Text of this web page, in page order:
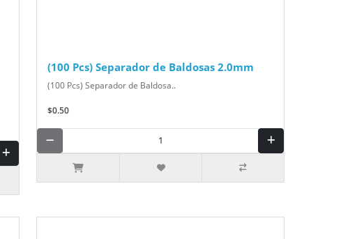
(100 Pcs) Separador de Baldosas 2.0mm
(100 Pcs) Separador de Baldosa..
$0.50